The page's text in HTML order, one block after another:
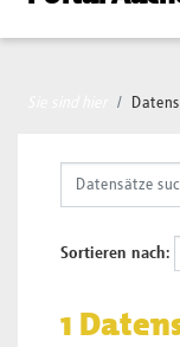
Sortieren nach
1